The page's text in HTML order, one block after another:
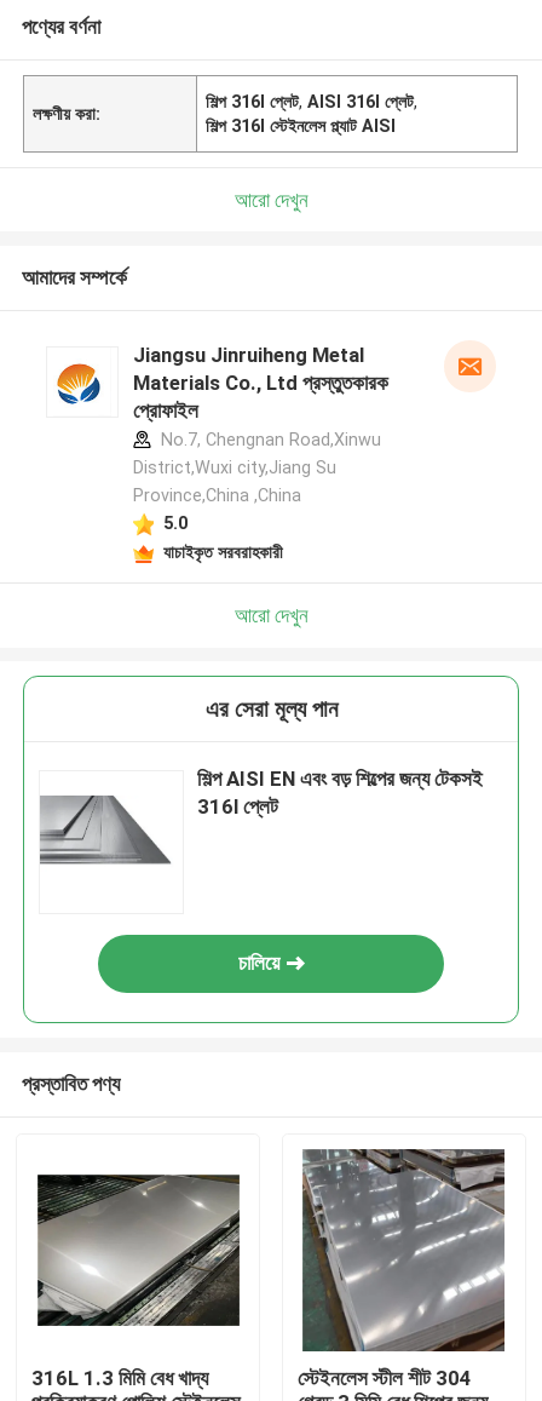
পণ্যের বর্ণনা
লক্ষণীয় করা:
শিল্প 316l প্লেট,AISI 316l প্লেট,
শিল্প 316l স্টেইনলেস প্ল্যাট AISI
আরো দেখুন
আমাদের সম্পর্কে
Jiangsu Jinruiheng Metal
Materials Co., Ltd প্রস্তুতকারক
প্রোফাইল
No.7, Chengnan Road,Xinwu
District,Wuxi city,Jiang Su
Province,China ,China
5.0
যাচাইকৃত সরবরাহকারী
আরো দেখুন
এর সেরা মূল্য পান
শিল্প AISI EN এবং বড় শিল্পের জন্য টেকসই
316l প্লেট
চালিয়ে
প্রস্তাবিত পণ্য
316L 1.3 মিমি বেধ খাদ্য
স্টেইনলেস স্টীল শীট 304